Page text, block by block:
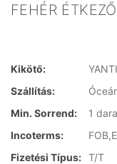
FEHÉR
Kikötő:
Szállítás:
Min. Sorrend:
1
Incoterms:
Fizetési Típus: T/T